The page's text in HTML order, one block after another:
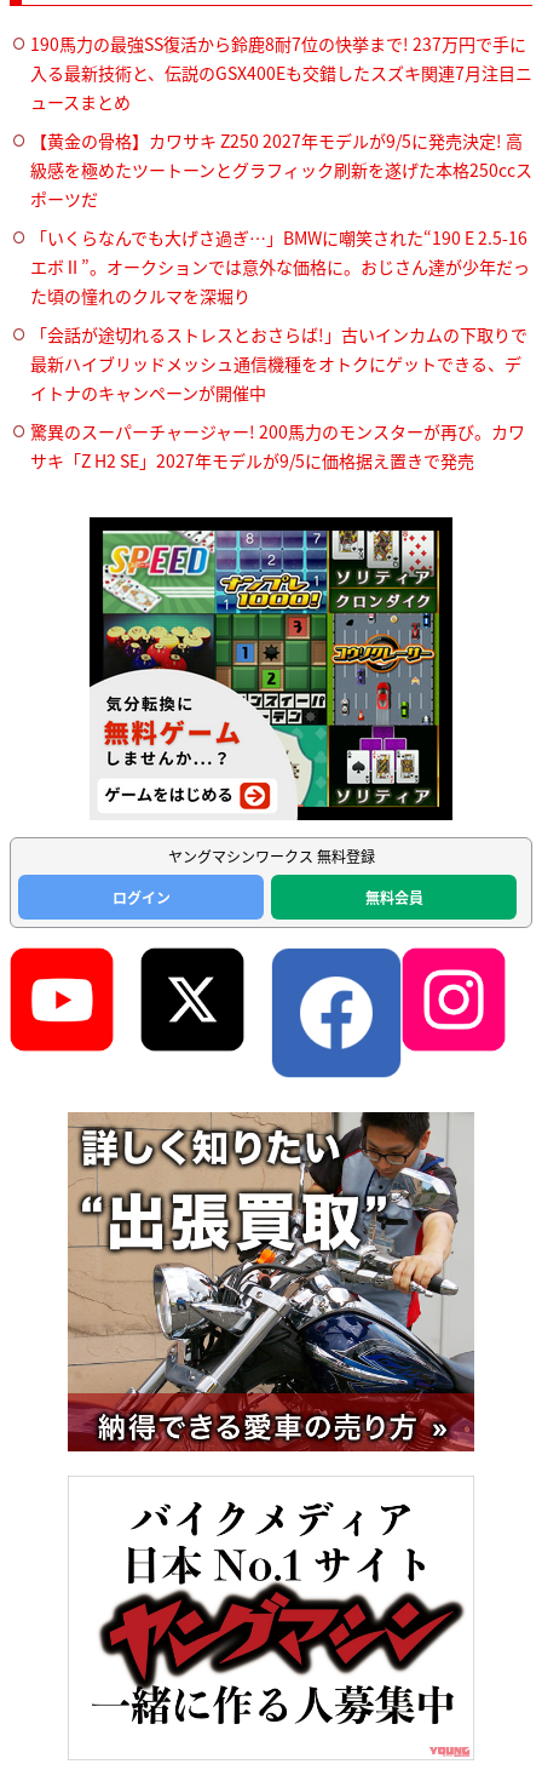
190馬力の最強SS復活から鈴鹿8耐7位の快挙まで! 237万円で手に
入る最新技術と、伝説のGSX400Eも交錯したスズキ関連7月注目ニ
ュースまとめ
【黄金の骨格】カワサキ Z250 2027年モデルが9/5に発売決定! 高
級感を極めたツートーンとグラフィック刷新を遂げた本格250ccス
ポーツだ
「いくらなんでも大げさ過ぎ…」BMWに嘲笑された“190 E 2.5-16
エボⅡ”。オークションでは意外な価格に。おじさん達が少年だっ
た頃の憧れのクルマを深堀り
「会話が途切れるストレスとおさらば!」古いインカムの下取りで
最新ハイブリッドメッシュ通信機種をオトクにゲットできる、デ
イトナのキャンペーンが開催中
驚異のスーパーチャージャー! 200馬力のモンスターが再び。カワ
サキ「Z H2 SE」2027年モデルが9/5に価格据え置きで発売
ヤングマシンワークス 無料登録
ログイン
無料会員